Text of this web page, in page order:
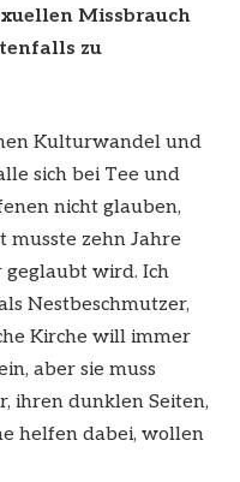
Missbrauch
zu
Kulturwandel und
sich bei Tee und
nicht glauben,
musste zehn Jahre
geglaubt wird. Ich
Nestbeschmutzer,
Kirche will immer
aber sie muss
ihren dunklen Seiten,
helfen dabei, wollen